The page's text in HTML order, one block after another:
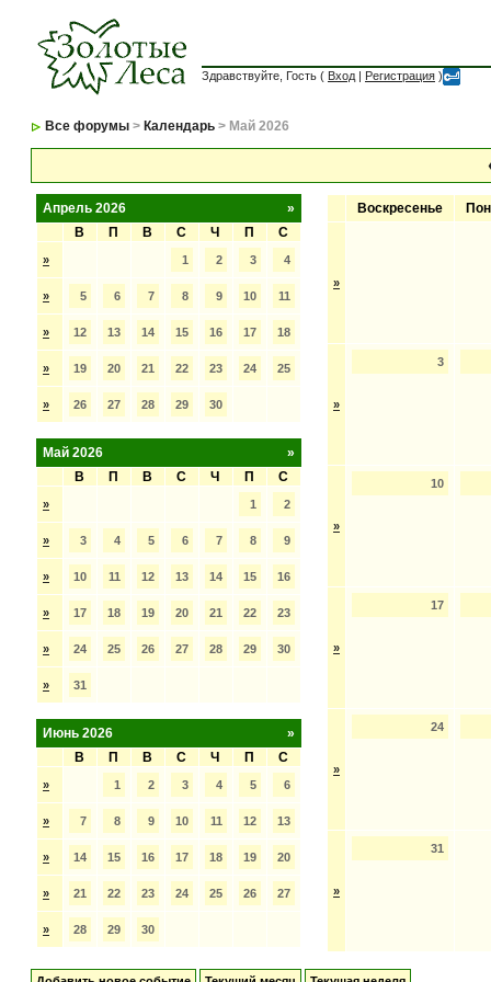
Здравствуйте, Гость ( Вход | Регистрация )
Все форумы > Календарь > Май 2026
»
Апрель 2026
В
П В С Ч П С
» 1 2 3 4
» 5 6 7 8 9 10 11
» 12 13 14 15 16 17 18
» 19 20 21 22 23 24 25
» 26 27 28 29 30
»
Май 2026
В
П В С Ч П С
» 1 2
» 3 4 5 6 7 8 9
» 10 11 12 13 14 15 16
» 17 18 19 20 21 22 23
» 24 25 26 27 28 29 30
» 31
»
Июнь 2026
В
П В С Ч П С
» 1 2 3 4 5 6
» 7 8 9 10 11 12 13
» 14 15 16 17 18 19 20
» 21 22 23 24 25 26 27
» 28 29 30
Воскресенье
»
»
3
»
10
»
17
»
24
»
31